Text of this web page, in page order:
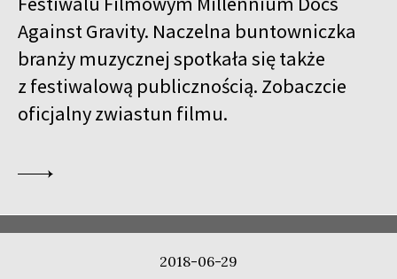
CALL ME TONY
WALC WALDHEIMA
KUP BILET
SPOTKANIE Z PISARZAMI JACKIEM HUGO-BADEREM I PAULINĄ
WILK
Iluzjon, sala Mała Czarna
Against Gravity. Naczelna buntowniczka
branży muzycznej spotkała się także
z festiwalową publicznością. Zobaczcie
oficjalny zwiastun filmu.
2018-06-29